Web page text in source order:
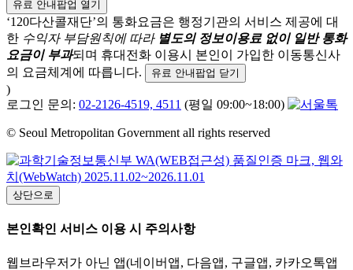
유료 안내팝업 열기
‘120다산콜재단’의 통화요금은 행정기관의 서비스 제공에 대
한 수익자 부담원칙에 따라 별도의 정보이용료 없이 일반 통화
요금이 부과되며 휴대전화 이용시 본인이 가입한 이동통신사
의 요금체계에 따릅니다.
유료 안내팝업 닫기
)
로그인 문의: 02-2126-4519, 4511 (평일 09:00~18:00)
© Seoul Metropolitan Government all rights reserved
상단으로
본인확인 서비스 이용 시 주의사항
웹브라우저가 아닌 앱(네이버앱, 다음앱, 구글앱, 카카오톡앱